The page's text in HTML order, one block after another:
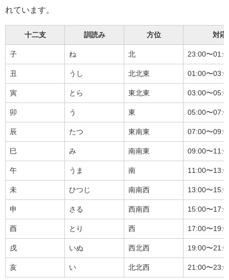
れています。
十二支 訓読み 方位 対応
子 ね 北 23:00〜
丑 うし 北北東 01:00〜
寅 とら 東北東 03:00〜
卯 う 東 05:00〜
辰 たつ 東南東 07:00〜
巳 み 南南東 09:00〜
午 うま 南 11:00〜
未 ひつじ 南南西 13:00〜
申 さる 西南西 15:00〜
酉 とり 西 17:00〜
戌 いぬ 西北西 19:00〜
亥 い 北北西 21:00〜